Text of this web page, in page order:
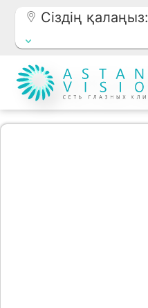
Сіздің қалаңыз: